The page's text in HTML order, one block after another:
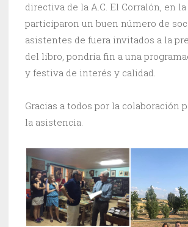
directiva de la A.C. El Corralón, en la
participaron un buen número de
asistentes de fuera invitados a la
del libro, pondría fin a una
y festiva de interés y calidad.
Gracias a todos por la colaboración
la asistencia.